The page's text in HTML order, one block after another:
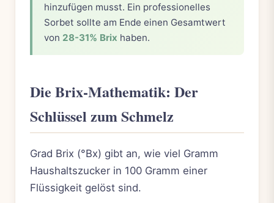
hinzufügen musst. Ein professionelles
Sorbet sollte am Ende einen Gesamtwert
von 28-31% Brix haben.
Die Brix-Mathematik: Der
Schlüssel zum Schmelz
Grad Brix (°Bx) gibt an, wie viel Gramm
Haushaltszucker in 100 Gramm einer
Flüssigkeit gelöst sind.